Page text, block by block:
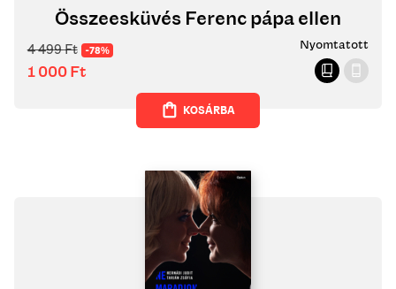
Összeesküvés Ferenc pápa ellen
4 499Ft -78%
1 000Ft
Nyomtatott
KOSÁRBA